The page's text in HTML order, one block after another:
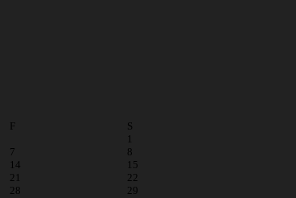
F
S
1
7
8
14
15
21
22
28
29